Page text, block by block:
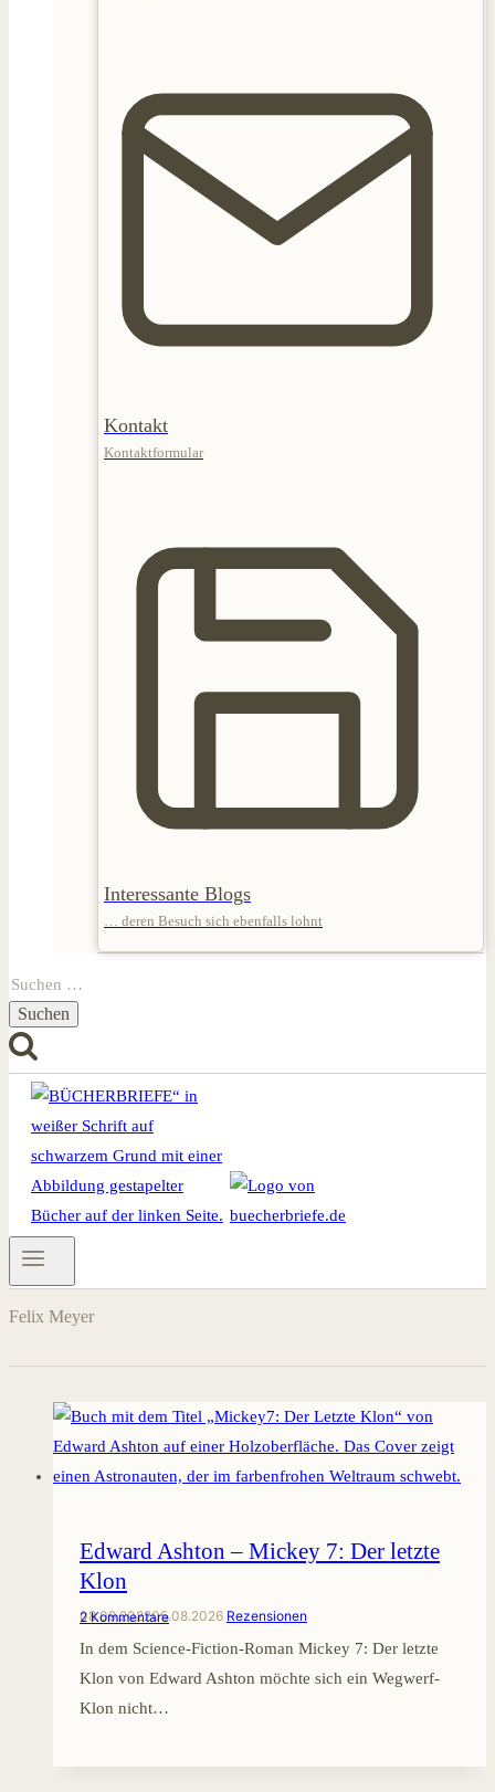
Kontakt
Kontaktformular
Interessante Blogs
… deren Besuch sich ebenfalls lohnt
Suchen
nach:
Felix Meyer
Edward Ashton – Mickey 7: Der letzte
Klon
08.09.202205.08.2026 Rezensionen
2 Kommentare
In dem Science-Fiction-Roman Mickey 7: Der letzte
Klon von Edward Ashton möchte sich ein Wegwerf-
Klon nicht…